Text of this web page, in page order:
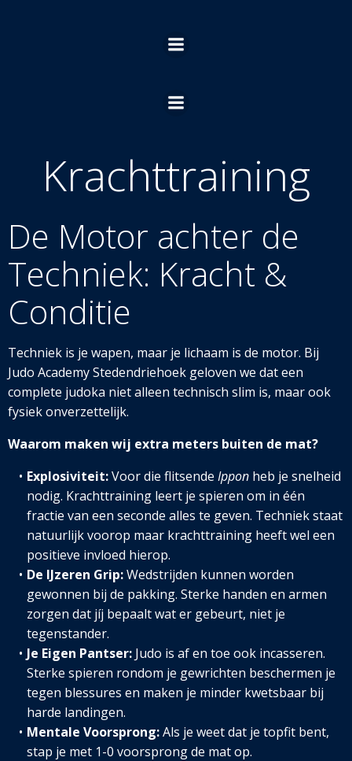
de
Krachttraining
De Motor achter de
Techniek: Kracht &
Conditie
Techniek is je wapen, maar je lichaam is de motor. Bij
Judo Academy Stedendriehoek geloven we dat een
complete judoka niet alleen technisch slim is, maar ook
fysiek onverzettelijk.
Waarom maken wij extra meters buiten de mat?
Explosiviteit:Voor die flitsende Ipponheb je snelheid
nodig. Krachttraining leert je spieren om in één
fractie van een seconde alles te geven. Techniek staat
natuurlijk voorop maar krachttraining heeft wel een
positieve invloed hierop.
De IJzeren Grip:Wedstrijden kunnen worden
gewonnen bij de pakking. Sterke handen en armen
zorgen dat jíj bepaalt wat er gebeurt, niet je
tegenstander.
Je Eigen Pantser:Judo is af en toe ook incasseren.
Sterke spieren rondom je gewrichten beschermen je
tegen blessures en maken je minder kwetsbaar bij
harde landingen.
Mentale Voorsprong:Als je weet dat je topfit bent,
stap je met 1-0 voorsprong de mat op.